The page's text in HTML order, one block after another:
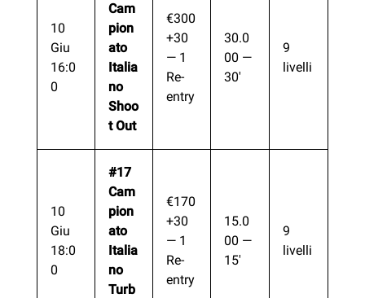
10
Giu
16:0
0
Cam
pion
ato
Italia
no
Shoo
t Out
€300
+30
— 1
Re-
entry
30.0
00 —
30′
9
livelli
10
Giu
18:0
0
#17
Cam
pion
ato
Italia
no
Turb
€170
+30
— 1
Re-
entry
15.0
00 —
15′
9
livelli